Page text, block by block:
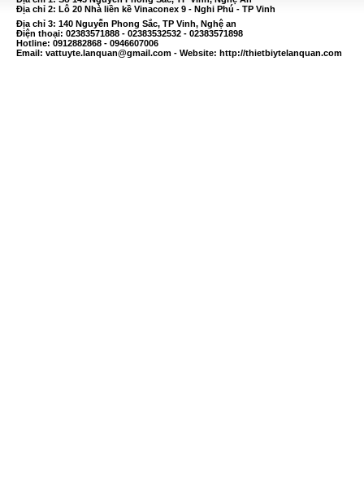
Địa chỉ 2: Lô 20 Nhà liền kề Vinaconex 9 - Nghi Phú - TP Vinh
Địa chỉ 3: 140 Nguyễn Phong Sắc, TP Vinh, Nghệ an
Điện thoại: 02383571888 - 02383532532 - 02383571898
Hotline: 0912882868 - 0946607006
Email: vattuyte.lanquan@gmail.com - Website: http://thietbiytelanquan.com